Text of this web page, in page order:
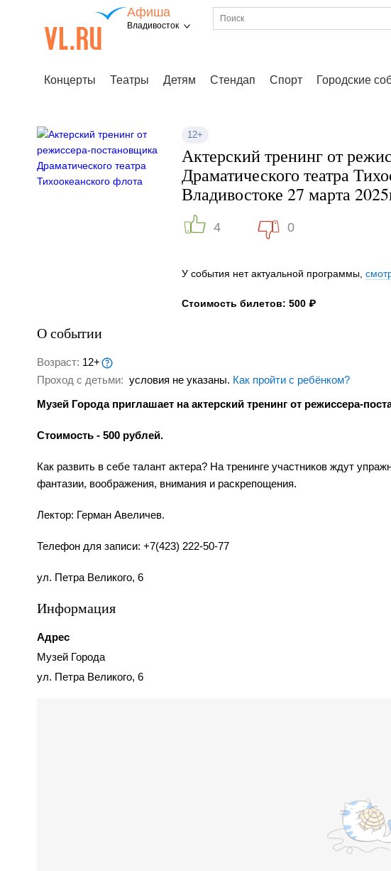
Афиша
Владивосток
Концерты Театры Детям Стендап Спорт Городские
12+
Актерский тренинг от
Драматического театра
Владивостоке 27 марта
4 0
У события нет актуальной программы,
Стоимость билетов: 500 ₽
О событии
Возраст: 12+
Проход с детьми: условия не указаны. Как пройти с ребёнком?
Музей Города приглашает на актерский тренинг от режиссера-
Стоимость - 500 рублей.
Как развить в себе талант актера? На тренинге участников ждут
фантазии, воображения, внимания и раскрепощения.
Лектор: Герман Авеличев.
Телефон для записи: +7(423) 222-50-77
ул. Петра Великого, 6
Информация
Адрес
Музей Города
ул. Петра Великого, 6